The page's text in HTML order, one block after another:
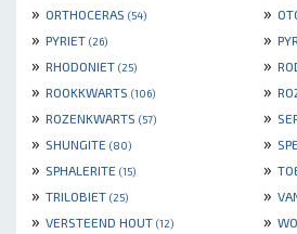
» ORTHOCERAS (54) »
» PYRIET (26) »
» RHODONIET (25) »
» ROOKKWARTS (106) »
» ROZENKWARTS (57) »
» SHUNGITE (80) »
» SPHALERITE (15) »
» TRILOBIET (25) »
» VERSTEEND HOUT (12) »